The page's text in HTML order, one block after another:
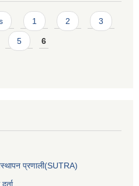
1 2 3
5 6
प्रणाली(SUTRA)